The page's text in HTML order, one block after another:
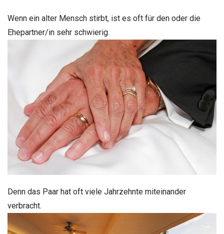
Wenn ein alter Mensch stirbt, ist es oft für den oder die
Ehepartner/in sehr schwierig.
Denn das Paar hat oft viele Jahrzehnte miteinander
verbracht.